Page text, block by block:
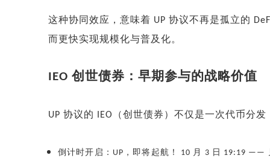
这种协同效应，意味着 UP 协议不再是孤立的
而更快实现规模化与普及化。
IEO 创世债券：早期参与的战略价值
UP 协议的 IEO （创世债券）不仅是一次代币分
倒计时开启： UP ，即将起航！ 10 月 3 日 19:19 ——